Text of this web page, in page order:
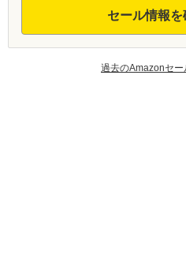
セール情報を
過去のAmazonセ